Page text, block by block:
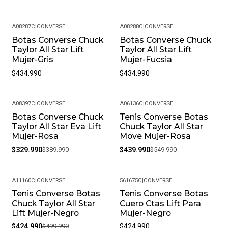
experiencia de compra sea impecable.
Preguntas Frecuentes
¿Sus productos son originales? Sí, en Pacific Sport
seguro de que recibirás un producto auténtico.
¿Cuál es la política de garantías? Todos nuestros
productos, cuentan con una garantía de 30 días por
defectos de fabricación. Si encuentras algún problema
Pacific Sport Colombia entendemos que la talla puede
variar. Ofrecemos cambios de talla, siempre y cuando el
producto se encuentre en perfectas condiciones y con
su empaque original.
A08287C CONVERSE
Botas Converse Chuck
Taylor All Star Lift
Mujer-Gris
$434.990
A08288C CONVERSE
Botas Converse Chuck
Taylor All Star Lift
Mujer-Fucsia
$434.990
-15%
A08397C CONVERSE
Botas Converse Chuck
Taylor All Star Eva Lift
Mujer-Rosa
$329.990$389.990
-20%
A06136C CONVERSE
Tenis Converse Botas
Chuck Taylor All Star
Move Mujer-Rosa
$439.990$549.990
-15%
A11160C CONVERSE
Tenis Converse Botas
Chuck Taylor All Star
Lift Mujer-Negro
$499.990
561675C CONVERSE
Tenis Converse Botas
Cuero Ctas Lift Para
Mujer-Negro